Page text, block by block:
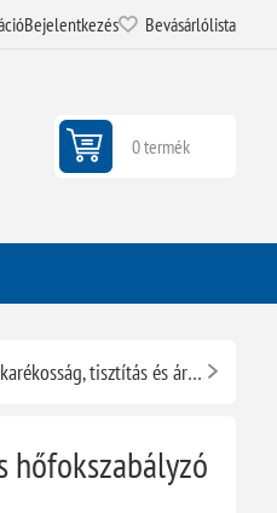
Bejelentkezés Bevásárlólista
0 termék
10 tipp a klíma helyes használatához – energiatakarékosság, tisztítás és árak 2026-ban
hőfokszabályzó